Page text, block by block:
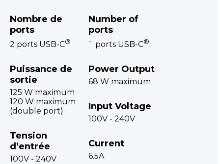
Nombre de
ports
2 ports USB-C®
Puissance de
sortie
125 W maximum
120 W maximum
(double port)
Tension
d’entrée
100V - 240V
Number of
ports
` ports USB-C®
Power Output
68 W maximum
Input Voltage
100V - 240V
Current
6.5A